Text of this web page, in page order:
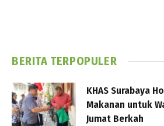
BERITA TERPOPULER
KHAS Surabaya
Makanan untuk
Jumat Berkah